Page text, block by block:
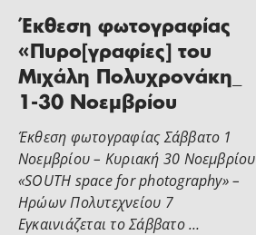
Έκθεση φωτογραφίας
«Πυρο[γραφίες] του
Μιχάλη Πολυχρονάκη_
1-30 Νοεμβρίου
Έκθεση φωτογραφίας Σάββατο 1
Νοεμβρίου – Κυριακή 30 Νοεμβρίου
«SOUTH space for photography» –
Ηρώων Πολυτεχνείου 7
Εγκαινιάζεται το Σάββατο …